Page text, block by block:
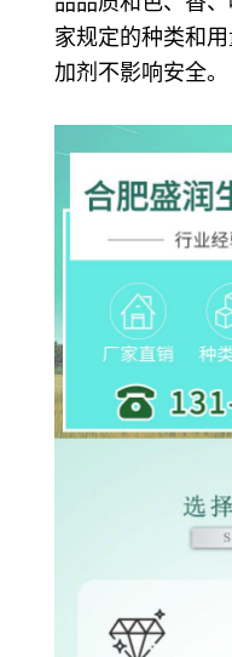
家规定的种类和
加剂不影响安全。